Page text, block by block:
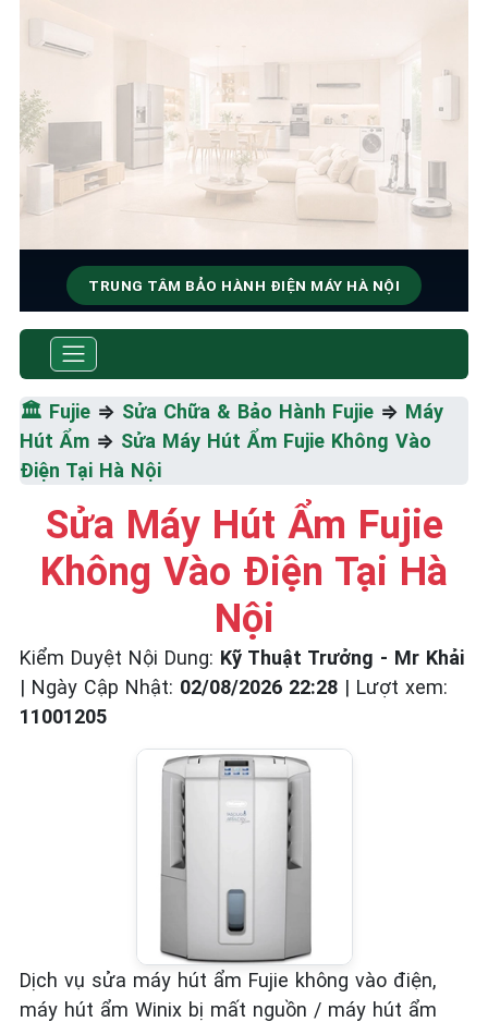
TRUNG TÂM BẢO HÀNH ĐIỆN MÁY HÀ NỘI
SỬA CHỮA & BẢO HÀNH FUJIE
Tốc Độ Tối Đa • Chất Lượng Tối Ưu • Chi Phí Tối
Thiểu
🏛️ Fujie ⇒ Sửa Chữa & Bảo Hành Fujie ⇒ Máy
Hút Ẩm ⇒ Sửa Máy Hút Ẩm Fujie Không Vào
Điện Tại Hà Nội
Sửa Máy Hút Ẩm Fujie
Không Vào Điện Tại Hà
Nội
Kiểm Duyệt Nội Dung: Kỹ Thuật Trưởng - Mr Khải
| Ngày Cập Nhật: 02/08/2026 22:28 | Lượt xem:
11001205
Dịch vụ sửa máy hút ẩm Fujie không vào điện,
máy hút ẩm Winix bị mất nguồn / máy hút ẩm